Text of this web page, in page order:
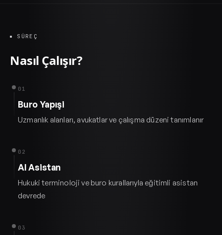
SÜREÇ
Nasıl Çalışır?
01
Buro Yapışi
Uzmanlık alanları, avukatlar ve çalışma düzeni tanımlanır
02
AI Asistan
Hukuki terminoloji ve buro kurallarıyla eğitimli asistan
devrede
03